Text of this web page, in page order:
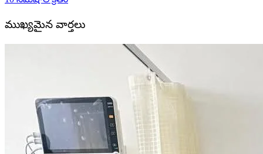
ముఖ్యమైన వార్తలు